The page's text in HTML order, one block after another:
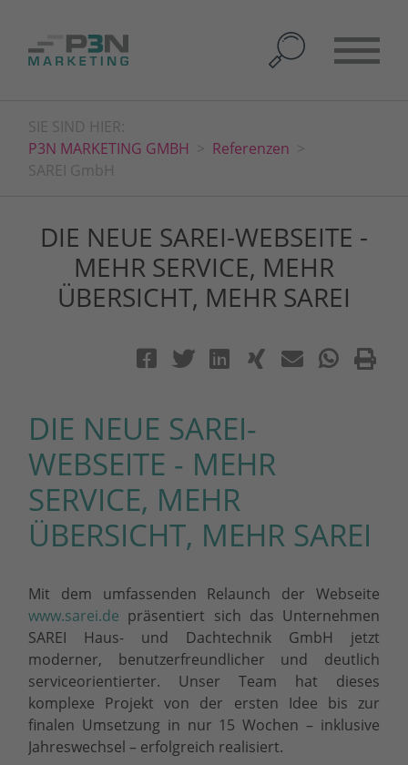
SIE SIND HIER:
P3N MARKETING GMBH
Referenzen
SAREI GmbH
DIE NEUE SAREI-WEBSEITE -
MEHR SERVICE, MEHR
ÜBERSICHT, MEHR SAREI
DIE NEUE SAREI-
WEBSEITE - MEHR
SERVICE, MEHR
ÜBERSICHT, MEHR SAREI
Mit dem umfassenden Relaunch der Webseite
www.sarei.de präsentiert sich das Unternehmen
SAREI Haus- und Dachtechnik GmbH jetzt
moderner, benutzerfreundlicher und deutlich
serviceorientierter. Unser Team hat dieses
komplexe Projekt von der ersten Idee bis zur
finalen Umsetzung in nur 15 Wochen – inklusive
Jahreswechsel – erfolgreich realisiert.